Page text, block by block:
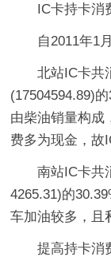
IC卡持卡消
自2011年1
北站IC卡共
(17504594.89)
由柴油销量构成
费多为现金，故
南站IC卡共
4265.31)的
车加油较多，且
提高持卡消